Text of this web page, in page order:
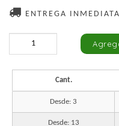
ENTREGA INMEDIATA
Cant.
Desde: 3
Desde: 13